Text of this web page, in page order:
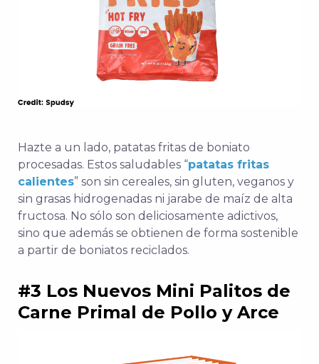
Hazte a un lado, patatas fritas de boniato
procesadas. Estos saludables “patatas fritas
calientes” son sin cereales, sin gluten, veganos y
sin grasas hidrogenadas ni jarabe de maíz de alta
fructosa. No sólo son deliciosamente adictivos,
sino que además se obtienen de forma sostenible
a partir de boniatos reciclados.
#3 Los Nuevos Mini Palitos de
Carne Primal de Pollo y Arce